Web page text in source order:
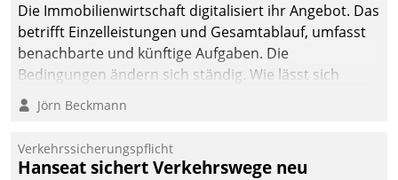
Die Immobilienwirtschaft digitalisiert ihr Angebot. Das
betrifft Einzelleistungen und Gesamtablauf, umfasst
benachbarte und künftige Aufgaben. Die
Bedingungen ändern sich ständig. Wie lässt sich
technisch die Kontrolle wahren und zugleich Freiraum
fürs Wachsen öffnen?
Jörn Beckmann
Verkehrssicherungspflicht
Hanseat sichert Verkehrswege neu